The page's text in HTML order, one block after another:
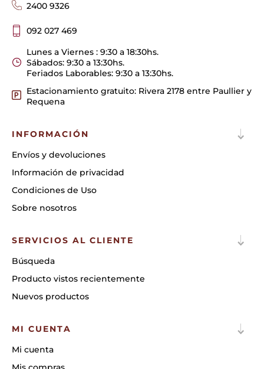
2400 9326
092 027 469
Lunes a Viernes : 9:30 a 18:30hs.
Sábados: 9:30 a 13:30hs.
Feriados Laborables: 9:30 a 13:30hs.
Estacionamiento gratuito: Rivera 2178 entre Paullier y
Requena
INFORMACIÓN
Envíos y devoluciones
Información de privacidad
Condiciones de Uso
Sobre nosotros
SERVICIOS AL CLIENTE
Búsqueda
Producto vistos recientemente
Nuevos productos
MI CUENTA
Mi cuenta